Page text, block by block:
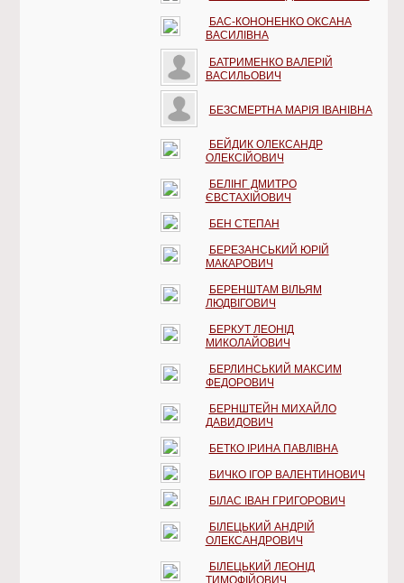
БАС-КОНОНЕНКО ОКСАНА
ВАСИЛІВНА
БАТРИМЕНКО ВАЛЕРІЙ
ВАСИЛЬОВИЧ
БЕЗСМЕРТНА МАРІЯ ІВАНІВНА
БЕЙДИК ОЛЕКСАНДР
ОЛЕКСІЙОВИЧ
БЕЛІНГ ДМИТРО
ЄВСТАХІЙОВИЧ
БЕН СТЕПАН
БЕРЕЗАНСЬКИЙ ЮРІЙ
МАКАРОВИЧ
БЕРЕНШТАМ ВІЛЬЯМ
ЛЮДВІГОВИЧ
БЕРКУТ ЛЕОНІД
МИКОЛАЙОВИЧ
БЕРЛИНСЬКИЙ МАКСИМ
ФЕДОРОВИЧ
БЕРНШТЕЙН МИХАЙЛО
ДАВИДОВИЧ
БЕТКО ІРИНА ПАВЛІВНА
БИЧКО ІГОР ВАЛЕНТИНОВИЧ
БІЛАС ІВАН ГРИГОРОВИЧ
БІЛЕЦЬКИЙ АНДРІЙ
ОЛЕКСАНДРОВИЧ
БІЛЕЦЬКИЙ ЛЕОНІД
ТИМОФІЙОВИЧ